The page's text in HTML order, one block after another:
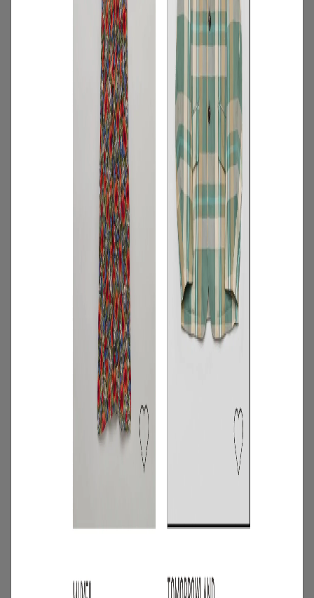
2026.07.16
ニュース キャンペーン
【夏限定】短く借りて、たくさん楽し
む。短期レンタルキャンペーン開催
2026.06.01